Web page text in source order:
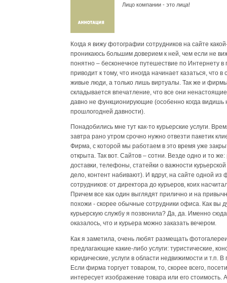
Лицо компании - это лица!
Когда я вижу фотографии сотрудников на сайте
проникаюсь большим доверием к ней, чем если не
понятно – бесконечное путешествие по Интернету
приводит к тому, что иногда начинает казаться, что
живые люди, а только лишь виртуалы. Так же и
складывается впечатление, что все они
давно не функционирующие (особенно когда видишь
прошлогодней давности).
Понадобились мне тут как-то курьерские услуги.
завтра рано утром срочно нужно отвезти пакетик
Фирма, с которой мы работаем в это время уже
открыта. Так вот. Сайтов – сотни. Везде одно и то
доставки, телефоны, статейки о важности
дело, контент набивают). И вдруг, на сайте одной
сотрудников: от директора до курьеров, коих
Причем все как один выглядят прилично и на
похожи - скорее обычные сотрудники офиса. Как вы
курьерскую службу я позвонила? Да, да. Именно
оказалось, что и курьера можно заказать вечером.
Как я заметила, очень любят размещать
предлагающие какие-либо услуги: туристические,
юридические, услуги в области недвижимости и т.п.
Если фирма торгует товаром, то, скорее всего,
интересует изображение товара или его стоимость.